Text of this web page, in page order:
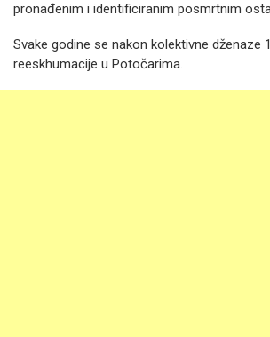
pronađenim i identificiranim posmrtnim
Svake godine se nakon kolektivne dženaze
reeskhumacije u Potočarima.